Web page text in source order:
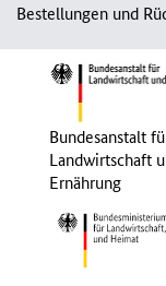
Bestellungen und
Bundesanstalt
Landwirtschaft
Ernährung